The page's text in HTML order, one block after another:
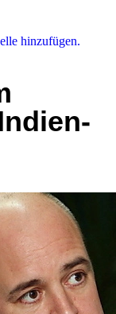
hinzufügen.